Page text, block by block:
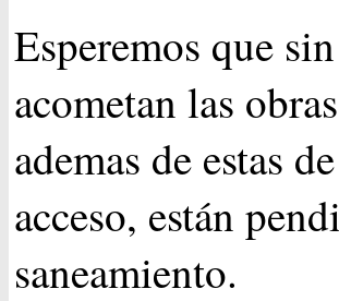
Esperemos que
acometan las
ademas de estas
acceso, están
saneamiento.